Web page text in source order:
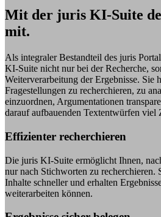
Mit der juris KI-Suite
mit.
Als integraler Bestandteil des juris
KI-Suite nicht nur bei der Recherche,
Weiterverarbeitung der Ergebnisse. Sie
Fragestellungen zu recherchieren, zu
einzuordnen, Argumentationen
darauf aufbauenden Textentwürfen viel
Effizienter recherchieren
Die juris KI-Suite ermöglicht Ihnen,
nur nach Stichworten zu recherchieren.
Inhalte schneller und erhalten
weiterarbeiten können.